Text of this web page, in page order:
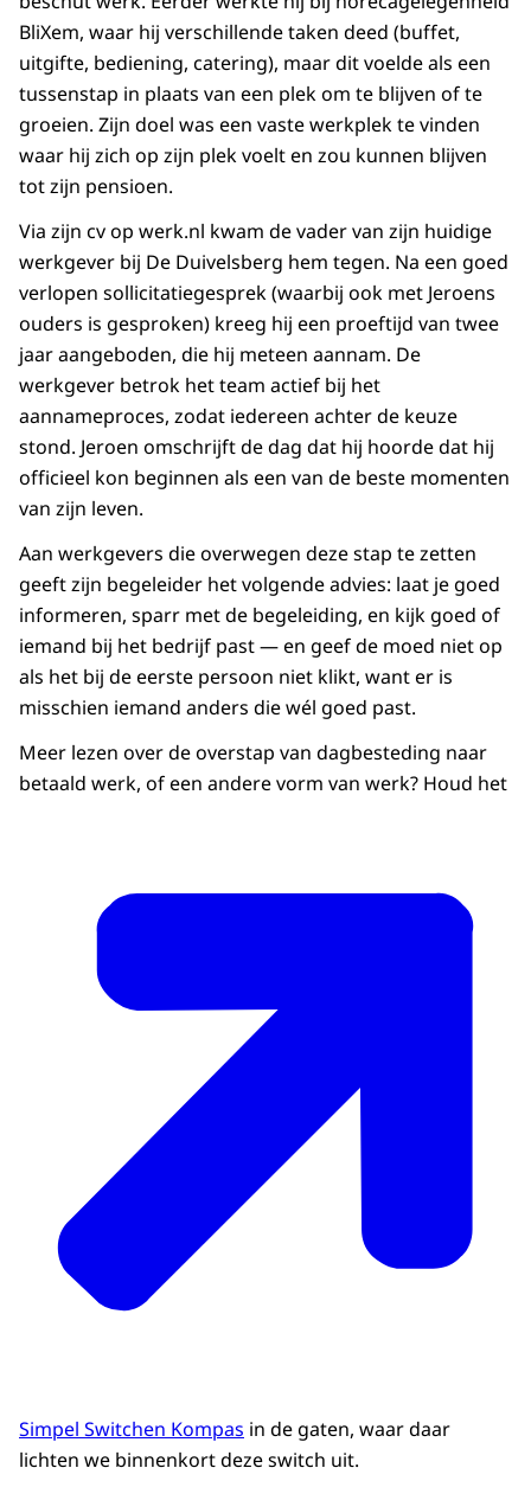
Download
Ondertiteling
srt 5,7 KB
Download
Ik ben een hele harde werker. Ik ben zeer
loyaal.
Want ik ben zelf een eervol persoon.
Jeroen is een harde werker en laat veel van
zichzelf zien.
wilt veel bereiken.
Ambitieus dat is het goede woord.
Mijn vorige werkplek heette BliXem
en ik deed daar meerdere dingen.
Ik stond zowel in het buffet
of de uitgifte zoals hun dat noemde.
De bediening en de catering.
maar om te blijven totdat ik een andere
plek had gevonden.
Omdat ik wilde laten zien dat ik ook zonder
een uitkering kan
en dat ik ook op een vaste plek kan blijven
Waar ik het goed naar mijn zin kan hebben
en daar is mijn vader hem tegengekomen.
sollicitatiegesprek
en dat ging heel erg goed.
Hij had ook zelfs met mijn ouders
En toen had hij mij een proeftijd
aangeboden voor twee jaar.
En dat heb ik natuurlijk gelijk aangenomen.
Wij hebben het team meegenomen in het
proces,
of we met Jeroen verder wilde of niet.
BliXem, waar hij verschillende taken deed (buffet,
uitgifte, bediening, catering), maar dit voelde als een
tussenstap in plaats van een plek om te blijven of te
groeien. Zijn doel was een vaste werkplek te vinden
waar hij zich op zijn plek voelt en zou kunnen blijven
tot zijn pensioen.
Via zijn cv op werk.nl kwam de vader van zijn huidige
werkgever bij De Duivelsberg hem tegen. Na een goed
verlopen sollicitatiegesprek (waarbij ook met Jeroens
ouders is gesproken) kreeg hij een proeftijd van twee
jaar aangeboden, die hij meteen aannam. De
werkgever betrok het team actief bij het
aannameproces, zodat iedereen achter de keuze
stond. Jeroen omschrijft de dag dat hij hoorde dat hij
officieel kon beginnen als een van de beste momenten
van zijn leven.
Aan werkgevers die overwegen deze stap te zetten
geeft zijn begeleider het volgende advies: laat je goed
informeren, sparr met de begeleiding, en kijk goed of
iemand bij het bedrijf past — en geef de moed niet op
als het bij de eerste persoon niet klikt, want er is
misschien iemand anders die wél goed past.
Meer lezen over de overstap van dagbesteding naar
betaald werk, of een andere vorm van werk? Houd het
Simpel Switchen Kompas in de gaten, waar daar
lichten we binnenkort deze switch uit.